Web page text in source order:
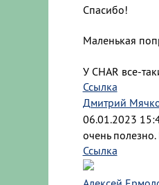
Спасибо!
Маленькая
У CHAR все-
Ссылка
Дмитрий
06.01.2023
очень
Ссылка